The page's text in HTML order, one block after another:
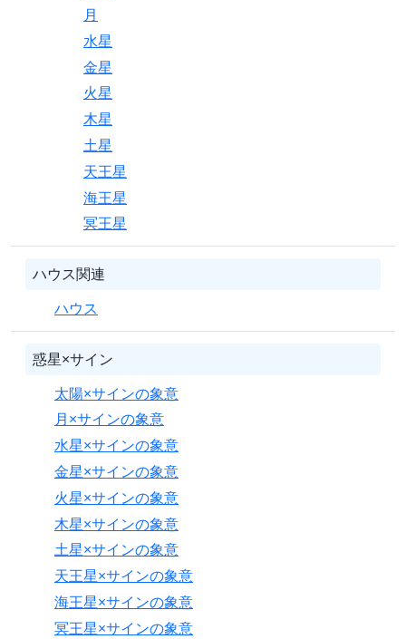
月
水星
金星
火星
木星
土星
天王星
海王星
冥王星
ハウス関連
ハウス
惑星×サイン
太陽×サインの象意
月×サインの象意
水星×サインの象意
金星×サインの象意
火星×サインの象意
木星×サインの象意
土星×サインの象意
天王星×サインの象意
海王星×サインの象意
冥王星×サインの象意